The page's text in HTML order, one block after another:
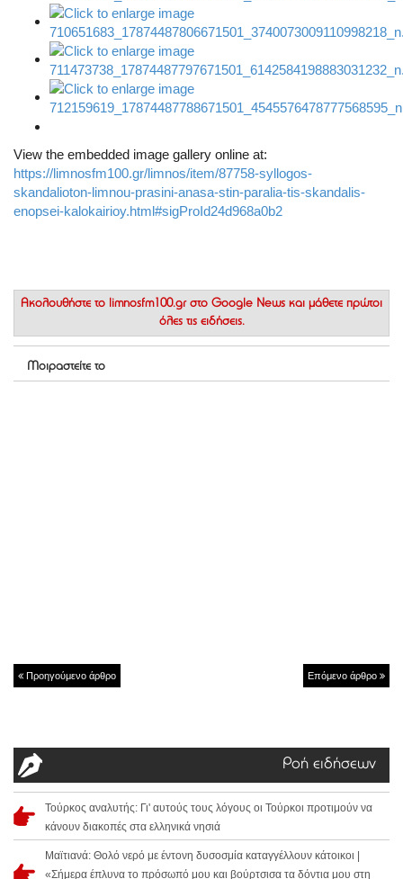
View the embedded image gallery online at:
https://limnosfm100.gr/limnos/item/87758-syllogos-
skandalioton-limnou-prasini-anasa-stin-paralia-tis-skandalis-
enopsei-kalokairioy.html#sigProId24d968a0b2
Ακολουθήστε το limnosfm100.gr στο Google News και μάθετε πρώτοι
όλες τις ειδήσεις.
Μοιραστείτε το
Προηγούμενο άρθρο Επόμενο άρθρο
Ροή ειδήσεων
Τούρκος αναλυτής: Γι' αυτούς τους λόγους οι Τούρκοι προτιμούν να
κάνουν διακοπές στα ελληνικά νησιά
Μαϊτιανά: Θολό νερό με έντονη δυσοσμία καταγγέλλουν κάτοικοι |
«Σήμερα έπλυνα το πρόσωπό μου και βούρτσισα τα δόντια μου στη